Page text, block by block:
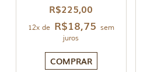
R$225,00
12x de R$18,75 sem
juros
COMPRAR